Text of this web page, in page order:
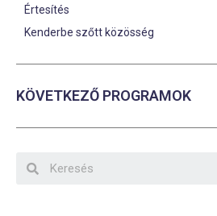
Értesítés
Kenderbe szőtt közösség
KÖVETKEZŐ PROGRAMOK